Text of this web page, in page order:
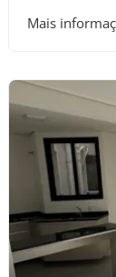
Mais